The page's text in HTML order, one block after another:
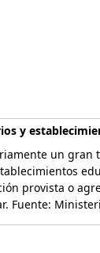
y
un
provista o
Fuente: